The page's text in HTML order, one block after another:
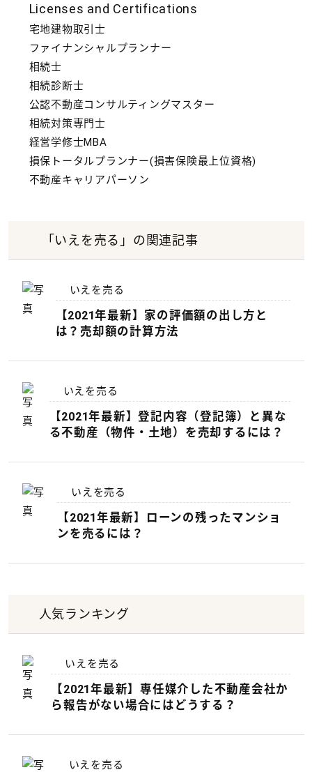
Licenses and Certifications
宅地建物取引士
ファイナンシャルプランナー
相続士
相続診断士
公認不動産コンサルティングマスター
相続対策専門士
経営学修士MBA
損保トータルプランナー(損害保険最上位資格)
不動産キャリアパーソン
「いえを売る」の関連記事
いえを売る
【2021年最新】家の評価額の出し方と
は？売却額の計算方法
いえを売る
【2021年最新】登記内容（登記簿）と異な
る不動産（物件・土地）を売却するには？
いえを売る
【2021年最新】ローンの残ったマンショ
ンを売るには？
人気ランキング
いえを売る
【2021年最新】専任媒介した不動産会社か
ら報告がない場合にはどうする？
いえを売る